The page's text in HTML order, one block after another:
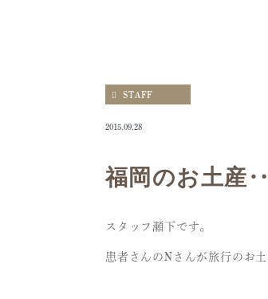
STAFF
2015.09.28
福岡のお土産‥
スタッフ瀬下です。
患者さんのNさんが旅行のお